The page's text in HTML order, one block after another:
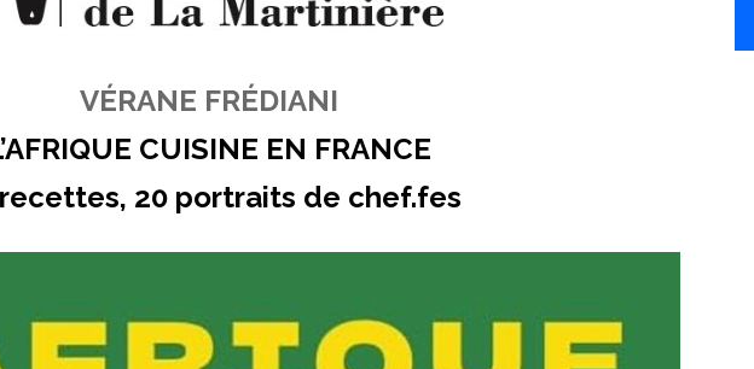
VÉRANE FRÉDIANI
CUISINE EN FRANCE
20 portraits de chef.fes